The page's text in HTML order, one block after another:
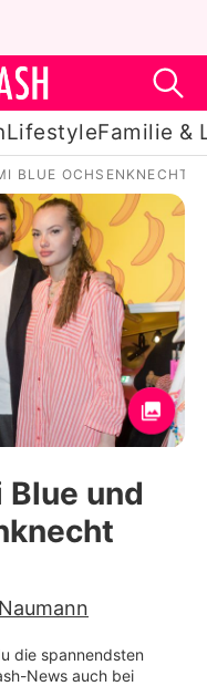
LifestyleFamilie &
BLUE OCHSENKNECHT
und
die spannendsten
News auch bei